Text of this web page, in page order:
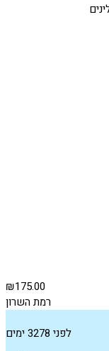
₪175.00
רמת השרון
לפני 3278 ימים